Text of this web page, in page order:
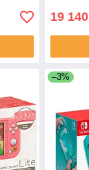
19 140
–3%